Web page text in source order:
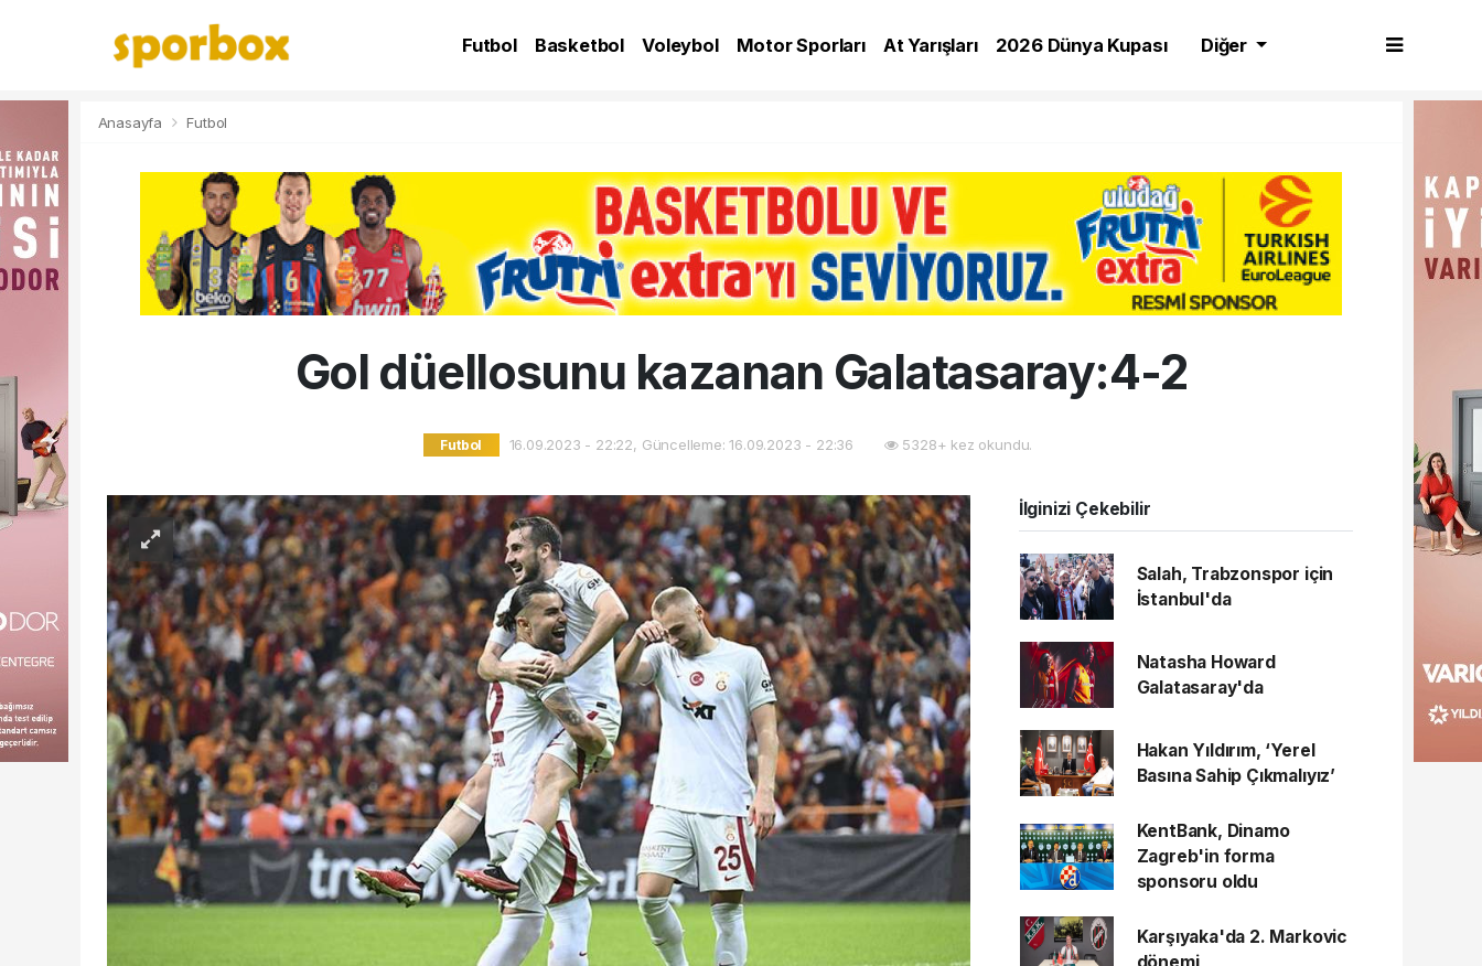
Futbol Basketbol Voleybol Motor Sporları At Yarışları
2026 Dünya Kupası
Diğer
Anasayfa Futbol
Gol düellosunu kazanan Galatasaray:4-2
Futbol 16.09.2023 - 22:22, Güncelleme: 16.09.2023 - 22:36 5328+ kez okundu.
İlginizi Çekebilir
Salah, Trabzonspor için
İstanbul'da
Natasha Howard
Galatasaray'da
Hakan Yıldırım, ‘Yerel
Basına Sahip Çıkmalıyız’
KentBank, Dinamo
Zagreb'in forma
sponsoru oldu
Karşıyaka'da 2. Markovic